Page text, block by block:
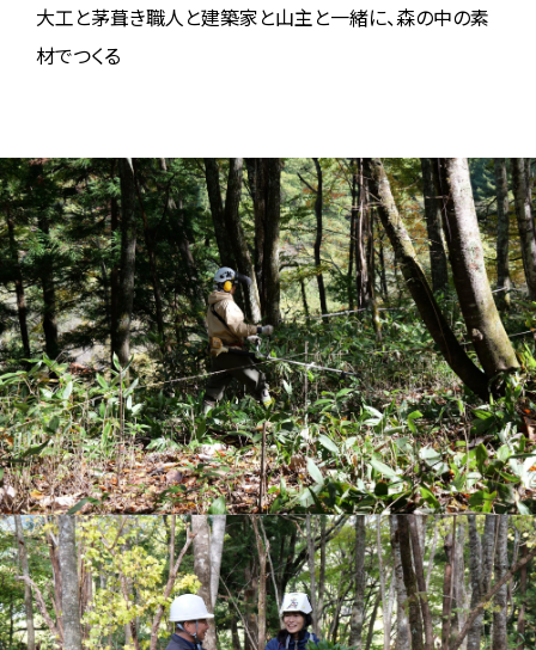
大工と茅葺き職人と建築家と山主と一緒に、森の中の素
材でつくる